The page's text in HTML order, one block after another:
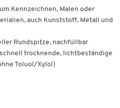
Kennzeichnen, Malen oder
auch Kunststoff, Metall und
Rundspitze, nachfüllbar
trocknende, lichtbeständige
Toluol/Xylol)